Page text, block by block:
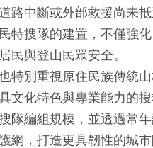
路中斷或外部救援尚未
特搜隊的建置，不僅強
民與登山民眾安全。
特別重視原住民族傳統
文化特色與專業能力的
隊編組規模，並透過常
網，打造更具韌性的城市
+